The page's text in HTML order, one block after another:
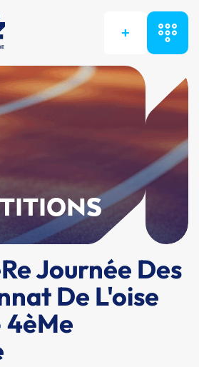
+
Journée Des
De L'oise
4èMe